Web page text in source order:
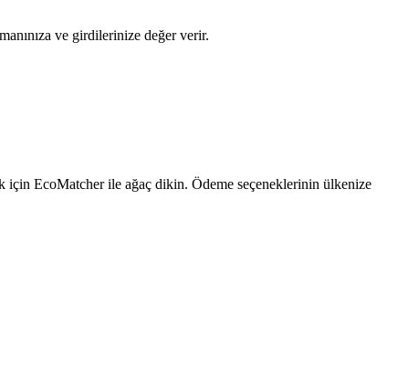
ve girdilerinize değer verir.
için EcoMatcher ile ağaç dikin. Ödeme seçeneklerinin ülkenize